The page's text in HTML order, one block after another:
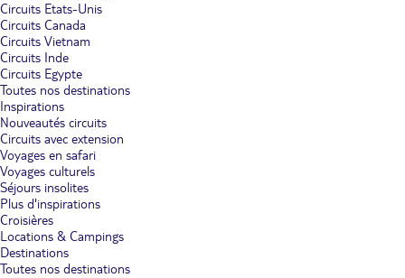
Circuits Etats-Unis
Circuits Canada
Circuits Vietnam
Circuits Inde
Circuits Egypte
Toutes nos destinations
Inspirations
Nouveautés circuits
Circuits avec extension
Voyages en safari
Voyages culturels
Séjours insolites
Plus d'inspirations
Croisières
Locations & Campings
Destinations
Toutes nos destinations